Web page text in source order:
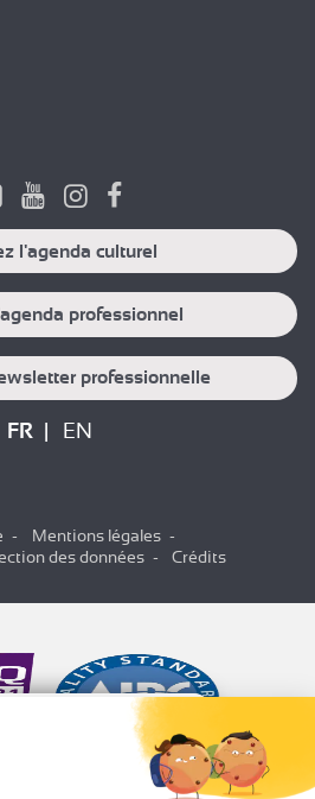
l'agenda culturel
professionnel
professionnelle
FR EN
Mentions légales
des données
Crédits